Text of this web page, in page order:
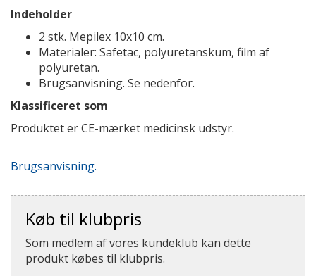
Indeholder
2 stk. Mepilex 10x10 cm.
Materialer: Safetac, polyuretanskum, film af
polyuretan.
Brugsanvisning. Se nedenfor.
Klassificeret som
Produktet er CE-mærket medicinsk udstyr.
Brugsanvisning.
Køb til klubpris
Som medlem af vores kundeklub kan dette
produkt købes til klubpris.